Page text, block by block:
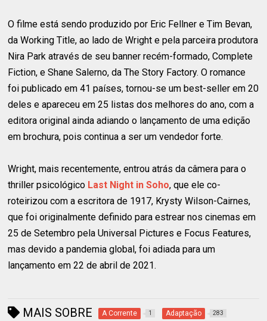
O filme está sendo produzido por Eric Fellner e Tim Bevan,
da Working Title, ao lado de Wright e pela parceira produtora
Nira Park através de seu banner recém-formado, Complete
Fiction, e Shane Salerno, da The Story Factory. O romance
foi publicado em 41 países, tornou-se um best-seller em 20
deles e apareceu em 25 listas dos melhores do ano, com a
editora original ainda adiando o lançamento de uma edição
em brochura, pois continua a ser um vendedor forte.
Wright, mais recentemente, entrou atrás da câmera para o
thriller psicológico Last Night in Soho, que ele co-
roteirizou com a escritora de 1917, Krysty Wilson-Cairnes,
que foi originalmente definido para estrear nos cinemas em
25 de Setembro pela Universal Pictures e Focus Features,
mas devido a pandemia global, foi adiada para um
lançamento em 22 de abril de 2021.
MAIS SOBRE A Corrente 1 Adaptação 283